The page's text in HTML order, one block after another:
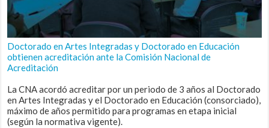
Doctorado en Artes Integradas y Doctorado en Educación
obtienen acreditación ante la Comisión Nacional de
Acreditación
La CNA acordó acreditar por un periodo de 3 años al Doctorado
en Artes Integradas y el Doctorado en Educación (consorciado),
máximo de años permitido para programas en etapa inicial
(según la normativa vigente).